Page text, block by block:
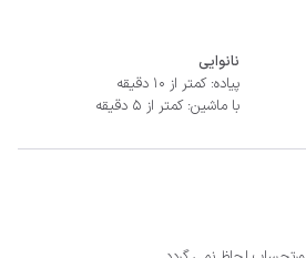
نانوایی
پیاده: کمتر از 10 دقیقه
با ماشین: کمتر از 5 دقیقه